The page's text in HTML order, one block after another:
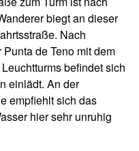
biegt an dieser
Nach
de Teno mit dem
befindet sich
einlädt. An der
empfiehlt sich das
hier sehr unruhig